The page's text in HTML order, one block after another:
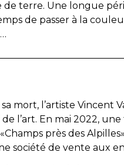
de terre. Une longue
de passer à la
sa mort, l’artiste Vincent
de l’art. En mai 2022,
près des
société de vente aux